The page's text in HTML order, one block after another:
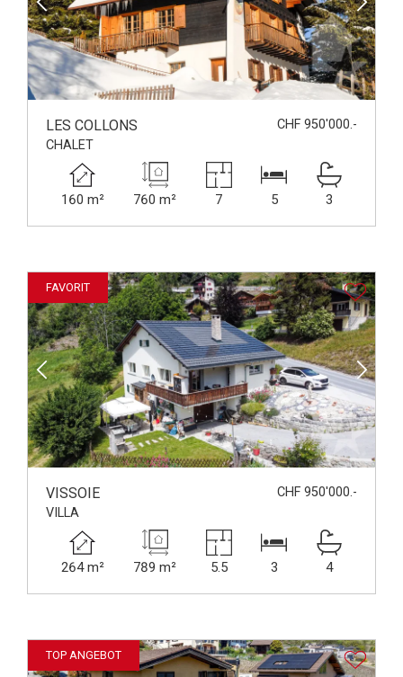
LES COLLONS
CHF 950'000.-
CHALET
160 m² 760 m² 7 5 3
FAVORIT
VISSOIE
CHF 950'000.-
VILLA
264 m² 789 m² 5.5 3 4
TOP ANGEBOT